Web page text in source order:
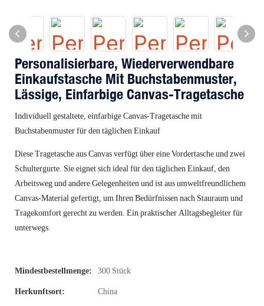
Personalisierbare, Wiederverwendbare
Einkaufstasche Mit Buchstabenmuster,
Lässige, Einfarbige Canvas-Tragetasche
Individuell gestaltete, einfarbige Canvas-Tragetasche mit
Buchstabenmuster für den täglichen Einkauf
Diese Tragetasche aus Canvas verfügt über eine Vordertasche und zwei
Schultergurte. Sie eignet sich ideal für den täglichen Einkauf, den
Arbeitsweg und andere Gelegenheiten und ist aus umweltfreundlichem
Canvas-Material gefertigt, um Ihren Bedürfnissen nach Stauraum und
Tragekomfort gerecht zu werden. Ein praktischer Alltagsbegleiter für
unterwegs.
Mindestbestellmenge: 300 Stück
Herkunftsort: China